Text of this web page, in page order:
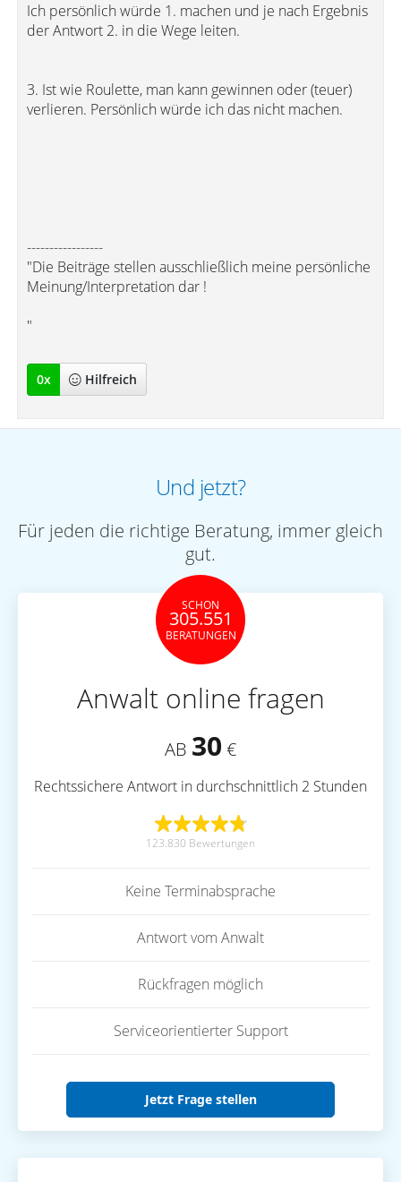
Ich persönlich würde 1. machen und je nach Ergebnis
der Antwort 2. in die Wege leiten.
3. Ist wie Roulette, man kann gewinnen oder (teuer)
verlieren. Persönlich würde ich das nicht machen.
-----------------
"Die Beiträge stellen ausschließlich meine persönliche
Meinung/Interpretation dar !
"
0x Hilfreich
Und jetzt?
Für jeden die richtige Beratung, immer gleich
gut.
SCHON
305.551
BERATUNGEN
Anwalt online fragen
AB 30 €
Rechtssichere Antwort in durchschnittlich 2 Stunden
123.830 Bewertungen
Keine Terminabsprache
Antwort vom Anwalt
Rückfragen möglich
Serviceorientierter Support
Jetzt Frage stellen